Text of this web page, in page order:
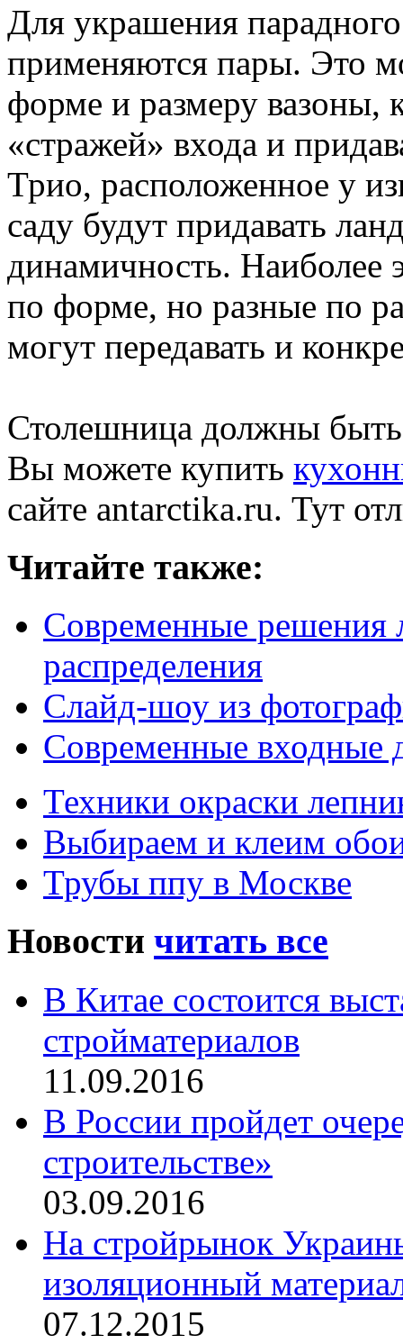
Для украшения
применяются пары. Это
форме и размеру вазоны,
«стражей» входа и
Трио, расположенное у
саду будут придавать
динамичность. Наиболее
по форме, но разные по
могут передавать и
Столешница должны
Вы можете купить
сайте antarctika.ru. Тут
Читайте также:
Современные решения
распределения
Слайд-шоу из
Современные входные
Техники окраски
Выбираем и клеим
Трубы ппу в Москве
Новости читать все
В Китае состоится
стройматериалов
11.09.2016
В России пройдет
строительстве»
03.09.2016
На стройрынок
изоляционный
07.12.2015